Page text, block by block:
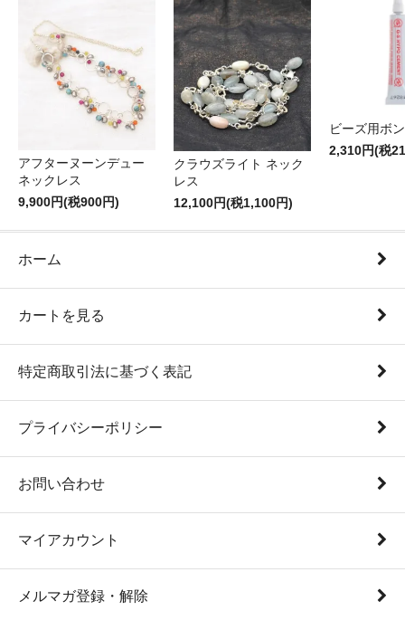
アフターヌーンデュー
ネックレス
9,900円(税900円)
クラウズライト ネック
レス
12,100円(税1,100円)
ビーズ用ボ
2,310円(税
ホーム
カートを見る
特定商取引法に基づく表記
プライバシーポリシー
お問い合わせ
マイアカウント
メルマガ登録・解除